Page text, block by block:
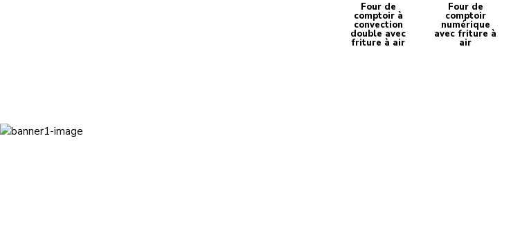
Four de
comptoir à
convection
double avec
friture à air
Four de
comptoir
numérique
avec friture à
air